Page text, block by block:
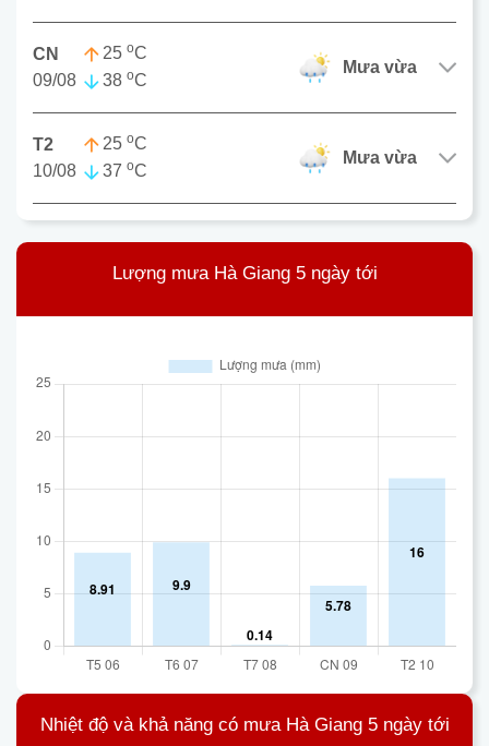
CN
09/08
25 oC
38 oC
mưa vừa
T2
10/08
25 oC
37 oC
mưa vừa
Lượng mưa Hà Giang 5 ngày tới
Nhiệt độ và khả năng có mưa Hà Giang 5 ngày tới